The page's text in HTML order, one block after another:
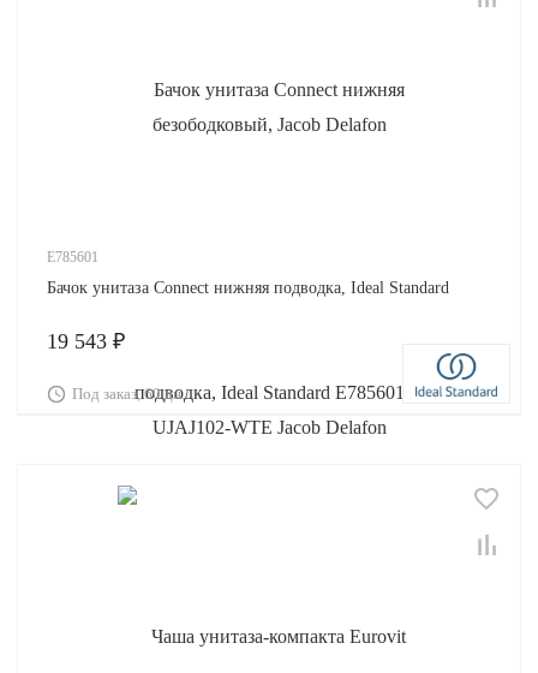
E785601
Бачок унитаза Connect нижняя подводка, Ideal Standard
19 543 ₽
Под заказ, 60 дн.